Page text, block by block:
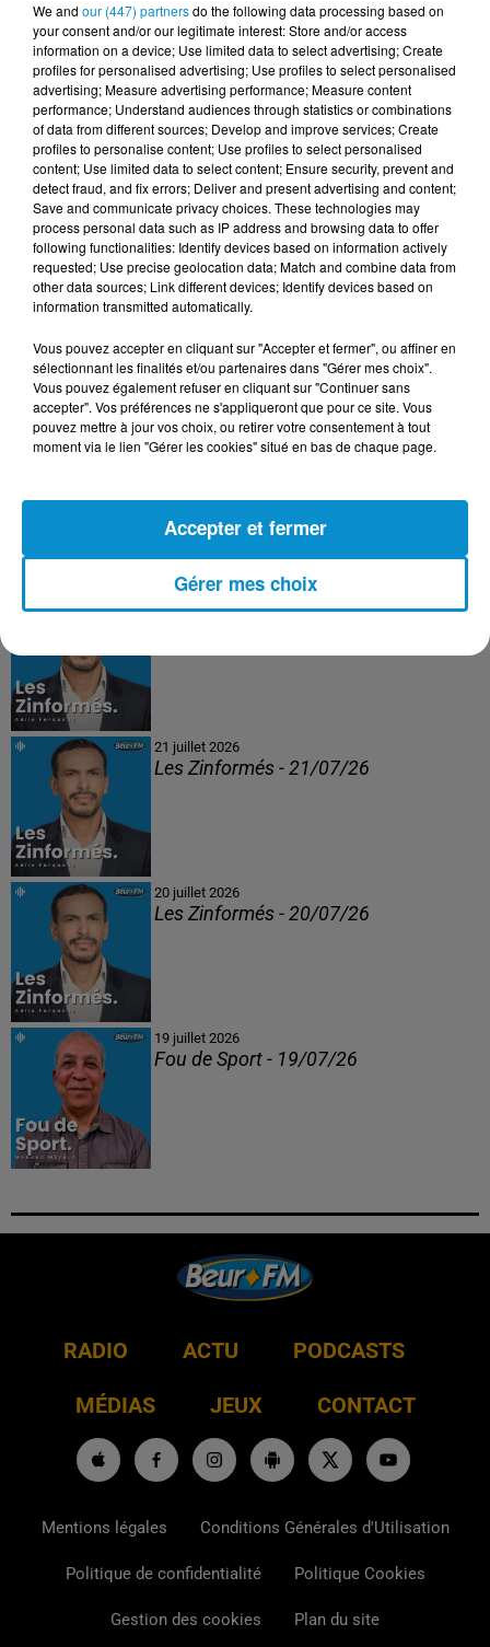
DERNIERS PODCASTS
24 juillet 2026
23 juillet 2026
21 juillet 2026
Les Zinformés - 21/07/26
20 juillet 2026
Les Zinformés - 20/07/26
19 juillet 2026
Fou de Sport - 19/07/26
RADIO ACTU PODCASTS
MÉDIAS JEUX CONTACT
Mentions légales Conditions Générales d'Utilisation
Politique de confidentialité Politique Cookies
Gestion des cookies Plan du site
We and our (447) partnersdo the following data processing based on
your consent and/or our legitimate interest: Store and/or access
information on a device; Use limited data to select advertising; Create
profiles for personalised advertising; Use profiles to select personalised
advertising; Measure advertising performance; Measure content
performance; Understand audiences through statistics or combinations
of data from different sources; Develop and improve services; Create
profiles to personalise content; Use profiles to select personalised
content; Use limited data to select content; Ensure security, prevent and
detect fraud, and fix errors; Deliver and present advertising and content;
Save and communicate privacy choices. These technologies may
process personal data such as IP address and browsing data to offer
following functionalities: Identify devices based on information actively
requested; Use precise geolocation data; Match and combine data from
other data sources; Link different devices; Identify devices based on
information transmitted automatically.
Vous pouvez accepter en cliquant sur "Accepter et fermer", ou affiner en
sélectionnant les finalités et/ou partenaires dans "Gérer mes choix".
Vous pouvez également refuser en cliquant sur "Continuer sans
accepter". Vos préférences ne s'appliqueront que pour ce site. Vous
pouvez mettre à jour vos choix, ou retirer votre consentement à tout
moment via le lien "Gérer les cookies" situé en bas de chaque page.
Gérer mes choix
Accepter et fermer